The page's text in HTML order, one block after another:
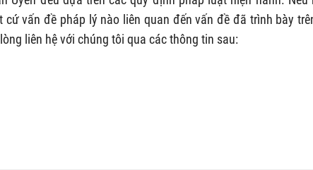
vấn đề pháp lý nào liên quan đến vấn đề đã trình bày
liên hệ với chúng tôi qua các thông tin sau: